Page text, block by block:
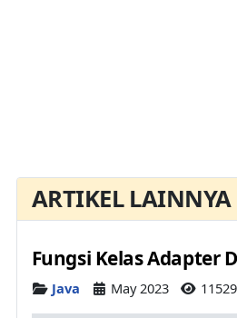
ARTIKEL LAINNYA
Fungsi Kelas Adapter
Details
Java May 2023 11529